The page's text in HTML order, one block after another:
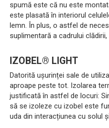
spumă este că nu este
este plasată în interiorul
lemn. În plus, o astfel de
suplimentară a cadrului
IZOBEL® LIGHT
Datorită ușurinței sale de
aproape peste tot. Izolarea
justificată în astfel de locuri:
să se izoleze cu izobel este
uda din interacțiunea cu solul